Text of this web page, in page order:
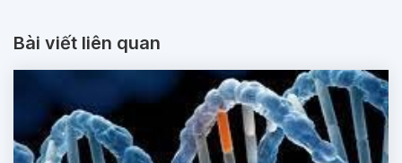
Bài viết liên quan